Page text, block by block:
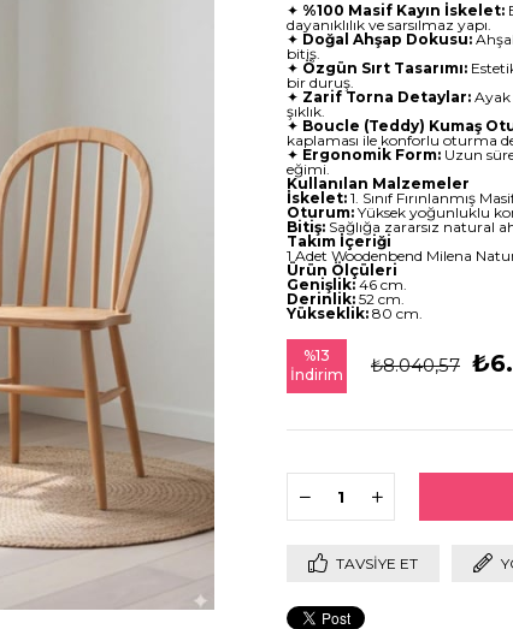
✦ %100 Masif Kayın İskelet:
dayanıklılık ve sarsılmaz yapı.
✦ Doğal Ahşap Dokusu:
bitiş.
✦ Özgün Sırt Tasarımı:
bir duruş.
✦ Zarif Torna Detaylar: Ayak
şıklık.
✦ Boucle (Teddy) Kumaş
kaplaması ile konforlu oturma
✦ Ergonomik Form: Uzun
eğimi.
Kullanılan Malzemeler
İskelet: 1. Sınıf Fırınlanmış
Oturum: Yüksek yoğunluklu
Bitiş: Sağlığa zararsız natural
Takım İçeriği
1 Adet Woodenbend Milena
Ürün Ölçüleri
Genişlik:46 cm.
Derinlik: 52 cm.
Yükseklik: 80 cm.
%13
İndirim
₺8.040,57
TAVSIYE ET